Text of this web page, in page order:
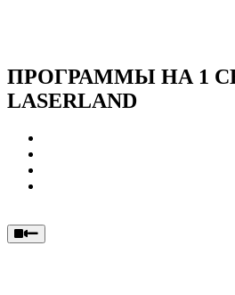
ПРОГРАММЫ НА 1
LASERLAND